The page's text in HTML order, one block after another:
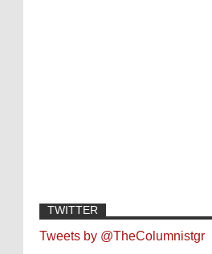
TWITTER
Tweets by @TheColumnistgr